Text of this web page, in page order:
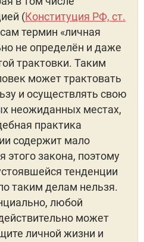
(Конституция РФ, ст.
термин «личная
не определён и даже
трактовки. Таким
может трактовать
и осуществлять свою
неожиданных местах,
практика
содержит мало
этого закона, поэтому
тенденции
таким делам нельзя.
любой
может
личной жизни и